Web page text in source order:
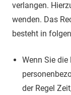
verlangen.
wenden. Das
besteht in
Wenn Sie
der Regel